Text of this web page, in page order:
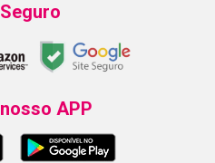
APP